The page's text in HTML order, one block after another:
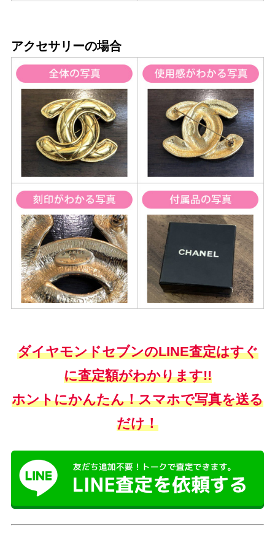
アクセサリーの場合
ダイヤモンドセブンのLINE査定はすぐ
に査定額がわかります!!
ホントにかんたん！スマホで写真を送る
だけ！